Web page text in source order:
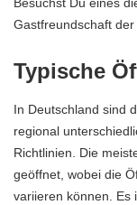
Gastfreundschaft der
Typische
In Deutschland sind
regional
Richtlinien. Die
geöffnet, wobei die
variieren können. Es